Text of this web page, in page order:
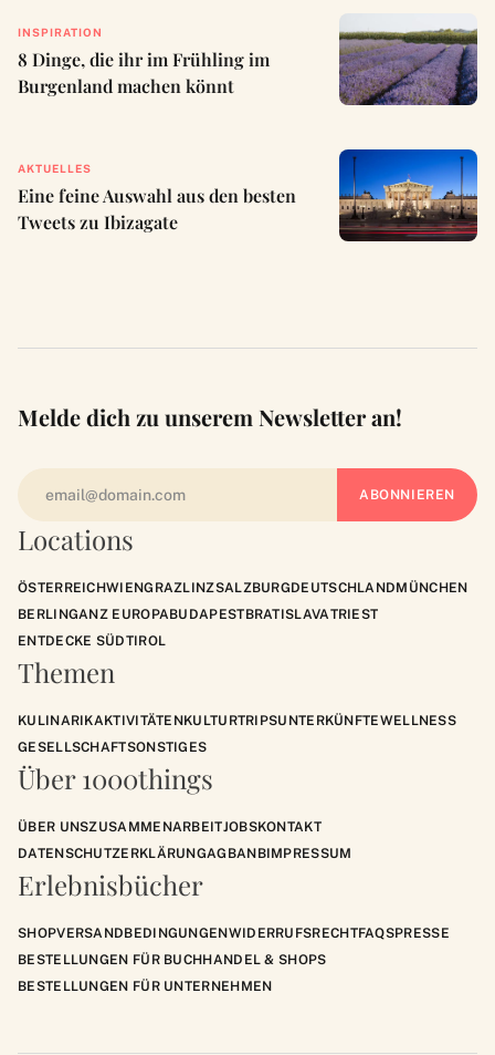
INSPIRATION
8 Dinge, die ihr im Frühling im
Burgenland machen könnt
AKTUELLES
Eine feine Auswahl aus den besten
Tweets zu Ibizagate
Locations
ÖSTERREICHWIENGRAZLINZSALZBURGDEUTSCHLANDMÜNCHEN
BERLINGANZ EUROPABUDAPESTBRATISLAVATRIEST
ENTDECKE SÜDTIROL
Themen
KULINARIKAKTIVITÄTENKULTURTRIPSUNTERKÜNFTEWELLNESS
GESELLSCHAFTSONSTIGES
Über 1000things
ÜBER UNSZUSAMMENARBEITJOBSKONTAKT
DATENSCHUTZERKLÄRUNGAGBANBIMPRESSUM
Erlebnisbücher
SHOPVERSANDBEDINGUNGENWIDERRUFSRECHTFAQSPRESSE
BESTELLUNGEN FÜR BUCHHANDEL & SHOPS
BESTELLUNGEN FÜR UNTERNEHMEN
Melde dich zu unserem Newsletter an!